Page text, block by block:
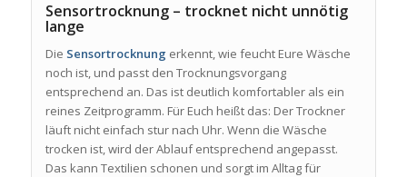
Sensortrocknung – trocknet nicht unnötig
lange
Die Sensortrocknung erkennt, wie feucht Eure Wäsche
noch ist, und passt den Trocknungsvorgang
entsprechend an. Das ist deutlich komfortabler als ein
reines Zeitprogramm. Für Euch heißt das: Der Trockner
läuft nicht einfach stur nach Uhr. Wenn die Wäsche
trocken ist, wird der Ablauf entsprechend angepasst.
Das kann Textilien schonen und sorgt im Alltag für